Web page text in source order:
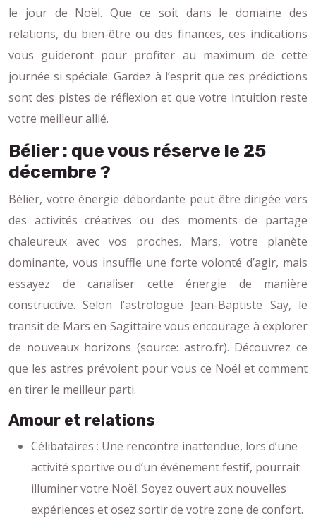
le jour de Noël. Que ce soit dans le domaine des
relations, du bien-être ou des finances, ces indications
vous guideront pour profiter au maximum de cette
journée si spéciale. Gardez à l’esprit que ces prédictions
sont des pistes de réflexion et que votre intuition reste
votre meilleur allié.
Bélier : que vous réserve le 25
décembre ?
Bélier, votre énergie débordante peut être dirigée vers
des activités créatives ou des moments de partage
chaleureux avec vos proches. Mars, votre planète
dominante, vous insuffle une forte volonté d’agir, mais
essayez de canaliser cette énergie de manière
constructive. Selon l’astrologue Jean-Baptiste Say, le
transit de Mars en Sagittaire vous encourage à explorer
de nouveaux horizons (source: astro.fr). Découvrez ce
que les astres prévoient pour vous ce Noël et comment
en tirer le meilleur parti.
Amour et relations
Célibataires : Une rencontre inattendue, lors d’une
activité sportive ou d’un événement festif, pourrait
illuminer votre Noël. Soyez ouvert aux nouvelles
expériences et osez sortir de votre zone de confort.